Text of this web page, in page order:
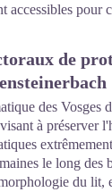
accessibles pour
de
des Vosges
à préserver
le long des
du lit,